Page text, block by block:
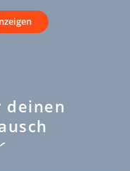
deinen